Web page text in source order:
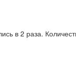
в 2 раза.